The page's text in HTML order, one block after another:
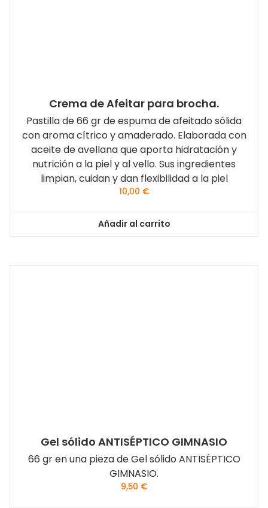
Crema de Afeitar para brocha.
Pastilla de 66 gr de espuma de afeitado sólida
con aroma cítrico y amaderado. Elaborada con
aceite de avellana que aporta hidratación y
nutrición a la piel y al vello. Sus ingredientes
limpian, cuidan y dan flexibilidad a la piel
10,00 €
Añadir al carrito
Gel sólido ANTISÉPTICO GIMNASIO
66 gr en una pieza de Gel sólido ANTISÉPTICO
GIMNASIO.
9,50 €